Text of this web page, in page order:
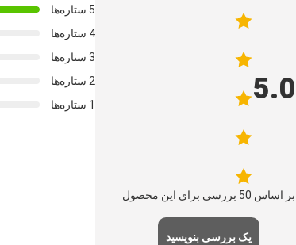
5.0
بر اساس 50 بررسی برای این محصول
یک بررسی بنویسید
5 ستاره‌ها
4 ستاره‌ها
3 ستاره‌ها
2 ستاره‌ها
1 ستاره‌ها